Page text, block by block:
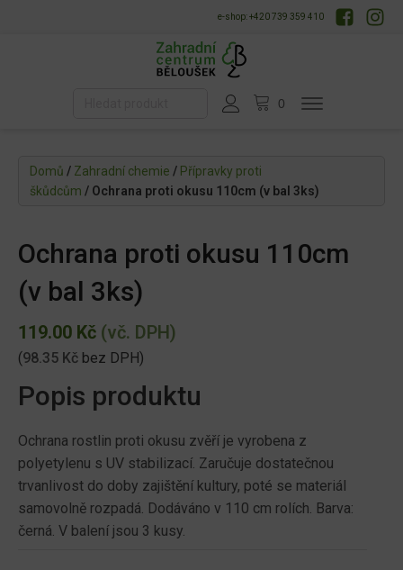
e-shop: +420 739 359 410
Domů / Zahradní chemie / Přípravky proti
škůdcům / Ochrana proti okusu 110cm (v bal 3ks)
Ochrana proti okusu 110cm
(v bal 3ks)
119.00 Kč (vč. DPH)
(98.35 Kč bez DPH)
Popis produktu
Ochrana rostlin proti okusu zvěří je vyrobena z
polyetylenu s UV stabilizací. Zaručuje dostatečnou
trvanlivost do doby zajištění kultury, poté se materiál
samovolně rozpadá. Dodáváno v 110 cm rolích. Barva:
černá. V balení jsou 3 kusy.